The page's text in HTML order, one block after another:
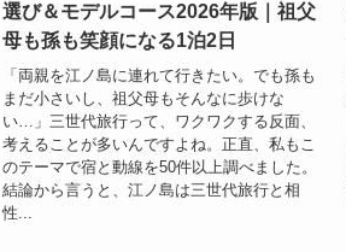
選び＆モデルコース2026年版｜祖父
母も孫も笑顔になる1泊2日
「両親を江ノ島に連れて行きたい。でも孫も
まだ小さいし、祖父母もそんなに歩けな
い…」三世代旅行って、ワクワクする反面、
考えることが多いんですよね。正直、私もこ
のテーマで宿と動線を50件以上調べました。
結論から言うと、江ノ島は三世代旅行と相
性...